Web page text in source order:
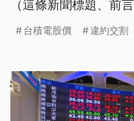
（這條新聞標題、前
台積電股價 違約交割